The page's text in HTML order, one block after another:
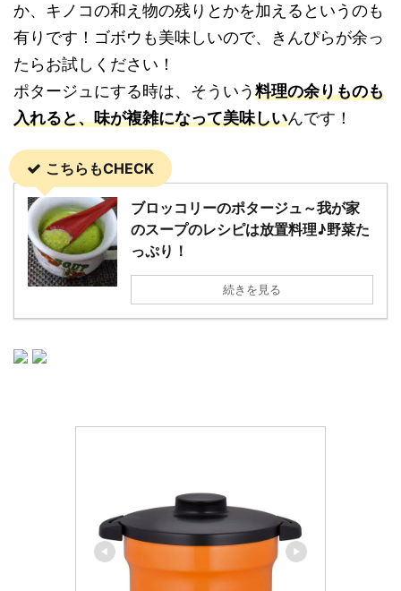
か、キノコの和え物の残りとかを加えるというのも
有りです！ゴボウも美味しいので、きんぴらが余っ
たらお試しください！
ポタージュにする時は、そういう料理の余りものも
入れると、味が複雑になって美味しいんです！
こちらもCHECK
ブロッコリーのポタージュ～我が家
のスープのレシピは放置料理♪野菜た
っぷり！
続きを見る